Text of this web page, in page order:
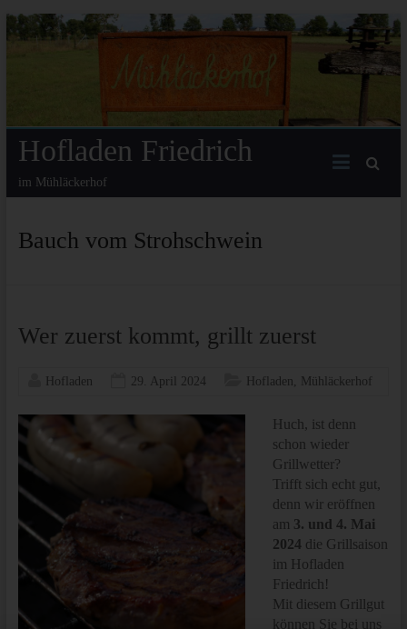
Hofladen Friedrich
im Mühläckerhof
Bauch vom Strohschwein
Wer zuerst kommt, grillt zuerst
Hofladen 29. April 2024 Hofladen, Mühläckerhof
Huch, ist denn
schon wieder
Grillwetter?
Trifft sich echt gut,
denn wir eröffnen
am 3. und 4. Mai
2024 die Grillsaison
im Hofladen
Friedrich!
Mit diesem Grillgut
können Sie bei uns